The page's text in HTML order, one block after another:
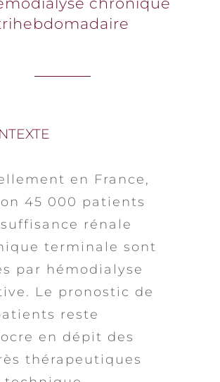
en France,
45 000 patients
rénale
terminale sont
par hémodialyse
Le pronostic de
reste
en dépit des
thérapeutiques